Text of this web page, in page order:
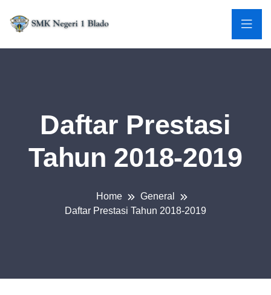
Daftar Prestasi
Tahun 2018-2019
Home
General
Daftar Prestasi Tahun 2018-2019